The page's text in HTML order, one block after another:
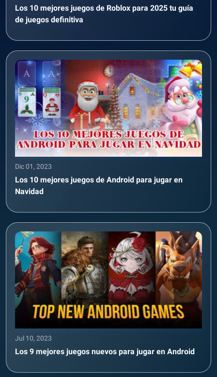
Los 10 mejores juegos de Roblox para 2025 tu guía
de juegos definitiva
Dic 01, 2023
Los 10 mejores juegos de Android para jugar en
Navidad
Jul 10, 2023
Los 9 mejores juegos nuevos para jugar en Android